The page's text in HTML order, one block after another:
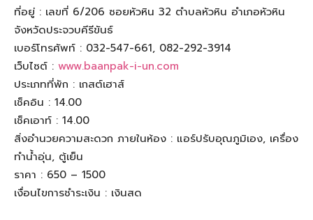
ที่อยู่ : เลขที่ 6/206 ซอยหัวหิน 32 ตำบลหัวหิน อำเภอหัวหิน
จังหวัดประจวบคีรีขันธ์
เบอร์โทรศัพท์ : 032-547-661, 082-292-3914
เว็บไซต์ : www.baanpak-i-un.com
ประเภทที่พัก : เกสต์เฮาส์
เช็คอิน : 14.00
เช็คเอาท์ : 14.00
สิ่งอำนวยความสะดวก ภายในห้อง : แอร์ปรับอุณภูมิเอง, เครื่อง
ทำน้ำอุ่น, ตู้เย็น
ราคา : 650 – 1500
เงื่อนไขการชำระเงิน : เงินสด